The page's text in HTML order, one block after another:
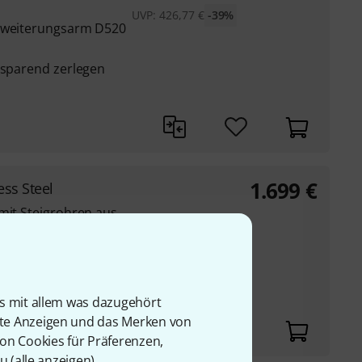
mit allem was dazugehört
Anzeigen und das Merken von
Cookies für Präferenzen,
D520
zerlegen
UVP:426,77 € -39%
Steel
Steigrohren aus
bei
1.699 €